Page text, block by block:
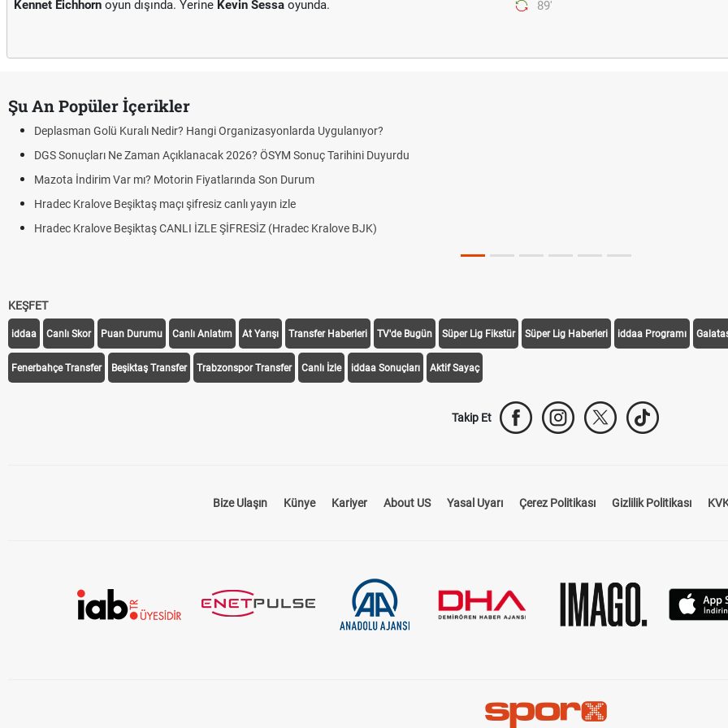
89'
Kennet Eichhorn oyun dışında. Yerine Kevin Sessa oyunda.
Şu An Popüler İçerikler
Kuralı Nedir? Hangi Organizasyonlarda Uygulanıyor?
Zaman Açıklanacak 2026? ÖSYM Sonuç Tarihini Duyurdu
mı? Motorin Fiyatlarında Son Durum
maçı şifresiz canlı yayın izle
CANLI İZLE ŞİFRESİZ (Hradec Kralove BJK)
KEŞFET
iddaa Canlı Skor Puan Durumu Canlı Anlatım At Yarışı Transfer Haberleri TV'de Bugün Süper Lig Fikstür Süper Lig Haberleri iddaa Programı
Fenerbahçe Transfer Beşiktaş Transfer Trabzonspor Transfer Canlı İzle iddaa Sonuçları Aktif Sayaç
Takip Et
Bize Ulaşın Künye Kariyer About US Yasal Uyarı Çerez Politikası Gizlilik Politikası